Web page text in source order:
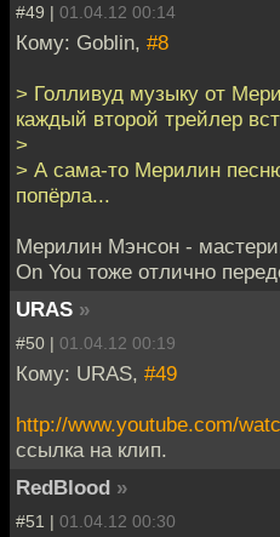
#49 | 01.04.12 00:14
Кому: Goblin, #8
> Голливуд музыку от
каждый второй трейлер
>
> А сама-то Мерилин
попёрла...
Мерилин Мэнсон -
On You тоже отлично
URAS »
#50 | 01.04.12 00:19
Кому: URAS, #49
http://www.youtube.com/
ссылка на клип.
RedBlood »
#51 | 01.04.12 00:30